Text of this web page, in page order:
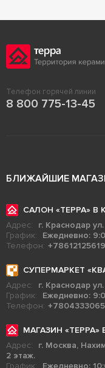
Телефон горячей линии
8 800 775-13-45
БЛИЖАЙШИЕ
САЛОН «ТЕРРА» В
Адрес:
г. Краснодар
График:
Ежедневно:
Телефон: +78612125619
СУПЕРМАРКЕТ
Адрес:
г. Краснодар
График:
Ежедневно:
Телефон:
МАГАЗИН «ТЕРРА»
Адрес:
г. Москва,
2 этаж.
График:
Ежедневно: